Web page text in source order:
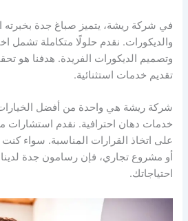
في شركة ريشة، يتميز صباغ جدة بخبرته
والديكورات. نقدم حلولًا متكاملة تشمل
وتصميم الديكورات الفريدة. هدفنا هو
تقديم خدمات استثنائية.
شركة ريشة هي واحدة من أفضل
خدمات دهان احترافية. نقدم استشارات
على اتخاذ القرارات المناسبة. سواء
أو مشروع تجاري، فإن رسامون جدة لدينا
احتياجاتك.